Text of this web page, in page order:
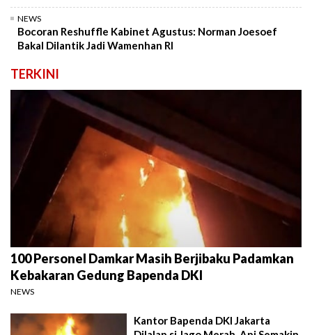
NEWS
Bocoran Reshuffle Kabinet Agustus: Norman Joesoef
Bakal Dilantik Jadi Wamenhan RI
TERKINI
100 Personel Damkar Masih Berjibaku Padamkan
Kebakaran Gedung Bapenda DKI
NEWS
Kantor Bapenda DKI Jakarta